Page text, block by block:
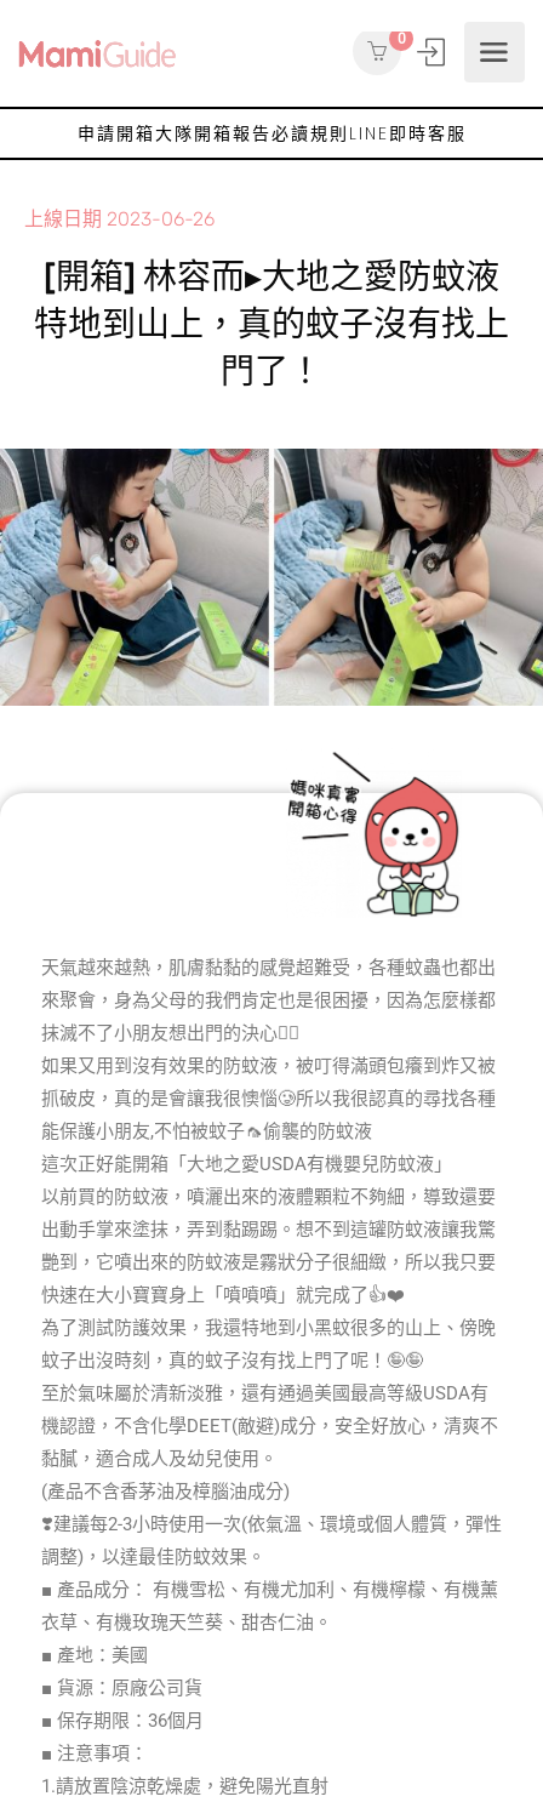
0
申請開箱大隊開箱報告必讀規則 LINE即時客服
上線日期 2023-06-26
[開箱] 林容而▸大地之愛防蚊液
特地到山上，真的蚊子沒有找上
門了！
天氣越來越熱，肌膚黏黏的感覺超難受，各種蚊蟲也都出
來聚會，身為父母的我們肯定也是很困擾，因為怎麼樣都
抹滅不了小朋友想出門的決心😮‍💨
如果又用到沒有效果的防蚊液，被叮得滿頭包癢到炸又被
抓破皮，真的是會讓我很懊惱🥲所以我很認真的尋找各種
能保護小朋友,不怕被蚊子🦟偷襲的防蚊液
這次正好能開箱「大地之愛USDA有機嬰兒防蚊液」
以前買的防蚊液，噴灑出來的液體顆粒不夠細，導致還要
出動手掌來塗抹，弄到黏踢踢。想不到這罐防蚊液讓我驚
艷到，它噴出來的防蚊液是霧狀分子很細緻，所以我只要
快速在大小寶寶身上「噴噴噴」就完成了👍❤️
為了測試防護效果，我還特地到小黑蚊很多的山上、傍晚
蚊子出沒時刻，真的蚊子沒有找上門了呢！🤪🤪
至於氣味屬於清新淡雅，還有通過美國最高等級USDA有
機認證，不含化學DEET(敵避)成分，安全好放心，清爽不
黏膩，適合成人及幼兒使用。
(產品不含香茅油及樟腦油成分)
❣️建議每2-3小時使用一次(依氣溫、環境或個人體質，彈性
調整)，以達最佳防蚊效果。
■ 產品成分： 有機雪松、有機尤加利、有機檸檬、有機薰
衣草、有機玫瑰天竺葵、甜杏仁油。
■ 產地：美國
■ 貨源：原廠公司貨
■ 保存期限：36個月
■ 注意事項：
1.請放置陰涼乾燥處，避免陽光直射